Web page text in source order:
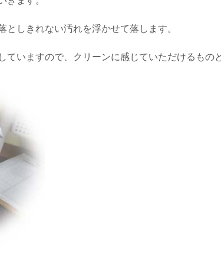
しきれない汚れを浮かせて落します。
いますので、クリーンに感じていただけるもの